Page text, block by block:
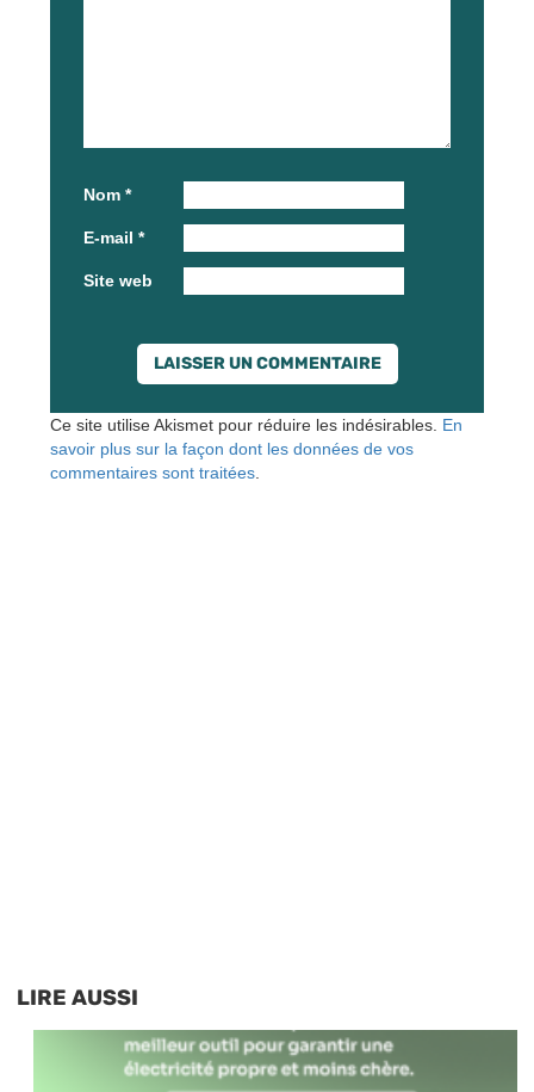
Nom *
E-mail *
Site web
Ce site utilise Akismet pour réduire les indésirables. En
savoir plus sur la façon dont les données de vos
commentaires sont traitées
LIRE AUSSI